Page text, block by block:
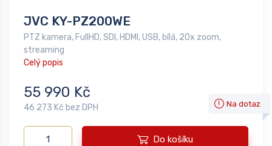
JVC KY-PZ200WE
PTZ kamera, FullHD, SDI, HDMI, USB, bílá, 20x zoom,
streaming
Celý popis
55 990 Kč
46 273 Kč bez DPH Na dotaz
Do košíku